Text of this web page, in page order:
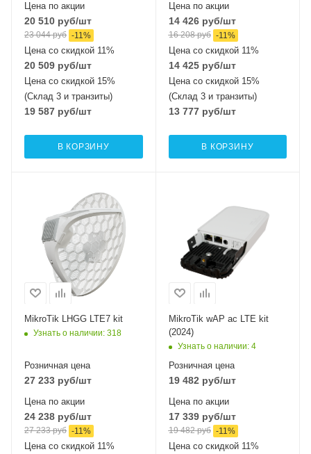
MIMO2x2
Цена по акции
20 510 руб/шт
23 044руб -11%
Цена со скидкой 11%
20 509 руб/шт
Цена со скидкой 15%
(Склад 3 и транзиты)
19 587 руб/шт
В КОРЗИНУ
Цена по акции
14 426руб/шт
16 208руб -11%
Цена со скидкой 11%
14 425руб/шт
Цена со скидкой 15%
(Склад 3 и транзиты)
13 777руб/шт
В КОРЗИНУ
Интерфейсы сотовой
Один LTE7
Проводные,
оптические
интерфейсы
1xGigabit Ethernet
MikroTik LHGG LTE7 kit
Узнать о наличии: 318
Розничная цена
27 233 руб/шт
Цена по акции
24 238 руб/шт
27 233руб -11 %
Цена со скидкой 11%
Один 2G / 3G / LTE
Проводные,
оптические
интерфейсы
1xGigabit Ethernet
Два: 5 ГГц
802.11a/n/ac
MIMO2x2 + 2,4 ГГЦ
802.11b/g/n
MIMO2x2
MikroTik wAP ac LTE kit
(2024)
Узнать о наличии: 4
Розничная цена
19 482 руб/шт
Цена по акции
17 339руб/шт
19 482руб -11 %
Цена со скидкой 11%